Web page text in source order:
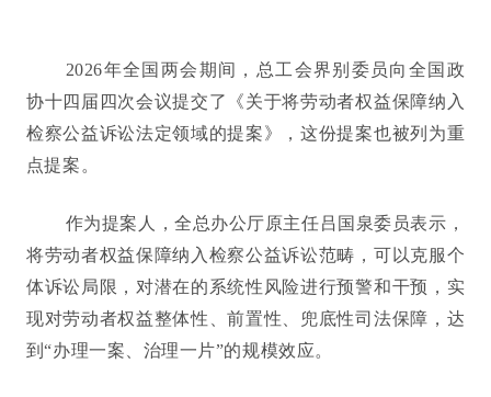
2026年全国两会期间，总工会界别委员向全国政
协十四届四次会议提交了《关于将劳动者权益保障纳入
检察公益诉讼法定领域的提案》，这份提案也被列为重
点提案。
作为提案人，全总办公厅原主任吕国泉委员表示，
将劳动者权益保障纳入检察公益诉讼范畴，可以克服个
体诉讼局限，对潜在的系统性风险进行预警和干预，实
现对劳动者权益整体性、前置性、兜底性司法保障，达
到“办理一案、治理一片”的规模效应。